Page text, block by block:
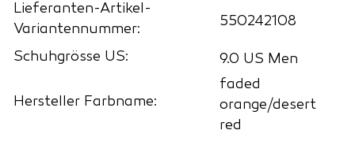
Lieferanten-Artikel-
Variantennummer:
550242108
Schuhgrösse US: 9.0 US Men
Hersteller Farbname:
faded
orange/desert
red